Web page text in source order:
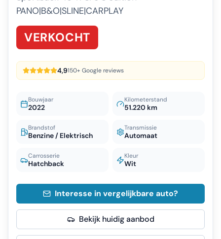
PANO|B&O|SLINE|CARPLAY
VERKOCHT
4,9150+ Google reviews
Bouwjaar
2022
Kilometerstand
51.220 km
Brandstof
Benzine / Elektrisch
Transmissie
Automaat
Carrosserie
Hatchback
Kleur
Wit
Interesse in vergelijkbare auto?
Bekijk huidig aanbod